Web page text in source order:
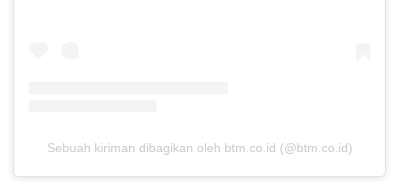
Sebuah kiriman dibagikan oleh btm.co.id (@btm.co.id)